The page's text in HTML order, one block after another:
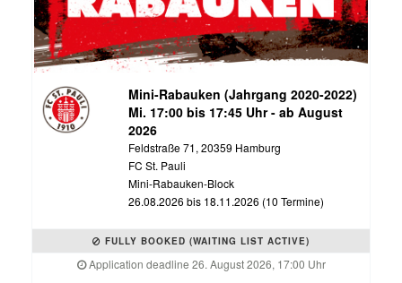
Mini-Rabauken (Jahrgang 2020-2022)
Mi. 17:00 bis 17:45 Uhr - ab August
2026
Feldstraße 71, 20359 Hamburg
FC St. Pauli
Mini-Rabauken-Block
26.08.2026 bis 18.11.2026 (10 Termine)
FULLY BOOKED (WAITING LIST ACTIVE)
Application deadline 26. August 2026, 17:00 Uhr